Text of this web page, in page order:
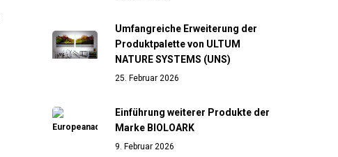
Umfangreiche Erweiterung der
Produktpalette von ULTUM
NATURE SYSTEMS (UNS)
25. Februar 2026
Einführung weiterer Produkte der
Marke BIOLOARK
9. Februar 2026